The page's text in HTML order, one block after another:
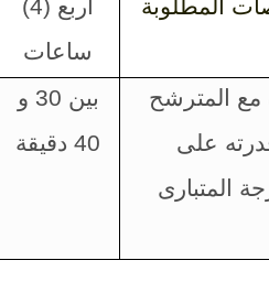
المطلوبة
أربع (4)
ساعات
مع المترشح
على
المتباری
بين 30 و
40 دقيقة